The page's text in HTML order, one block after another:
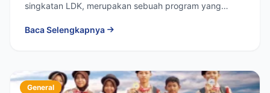
singkatan LDK, merupakan sebuah program yang
Baca Selengkapnya
General